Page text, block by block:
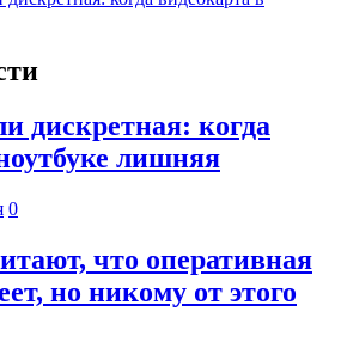
дискретная: когда
лишняя
0
что оперативная
но никому от этого